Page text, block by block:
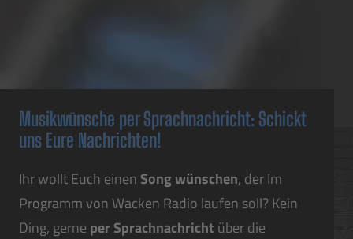
Musikwünsche per Sprachnachricht: Schickt
uns Eure Nachrichten!
Ihr wollt Euch einen Song wünschen, der Im
Programm von Wacken Radio laufen soll? Kein
Ding, gerne per Sprachnachricht über die